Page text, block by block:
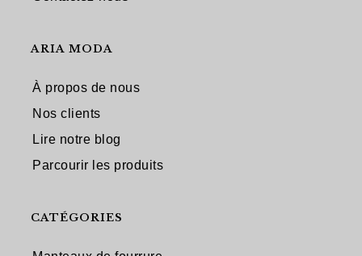
ARIA MODA
À propos de nous
Nos clients
Lire notre blog
Parcourir les produits
CATÉGORIES